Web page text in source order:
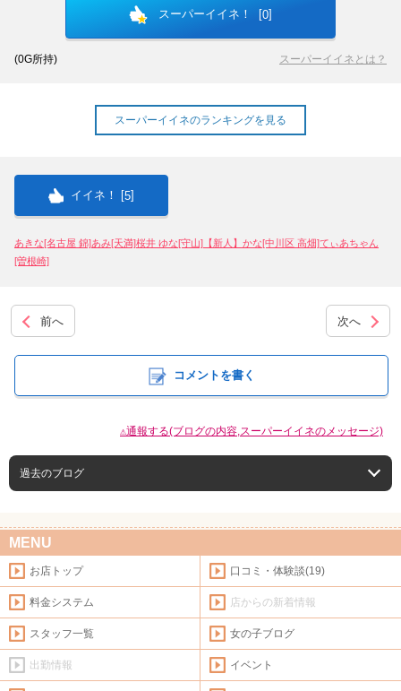
スーパーイイネ！ [0]
(0G所持) スーパーイイネとは？
スーパーイイネのランキングを見る
イイネ！ [5]
あきな[名古屋 錦]あみ[天満]桜井 ゆな[守山] 【新人】かな[中川区 高畑]てぃあちゃん
[曽根崎]
前へ 次へ
コメントを書く
⚠通報する(ブログの内容,スーパーイイネのメッセージ)
過去のブログ
MENU
お店トップ 口コミ・体験談(19)
料金システム 店からの新着情報
スタッフ一覧 女の子ブログ
出勤情報 イベント
X (旧Twitter)
会員ログイン
店舗ログイン
甲信越
静岡
東海 関西